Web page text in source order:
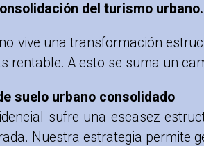
del turismo urbano.
vive una transformación
rentable. A esto se suma un
suelo urbano consolidado
sufre una escasez
Nuestra estrategia permite